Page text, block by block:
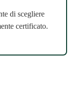
di scegliere
certificato.